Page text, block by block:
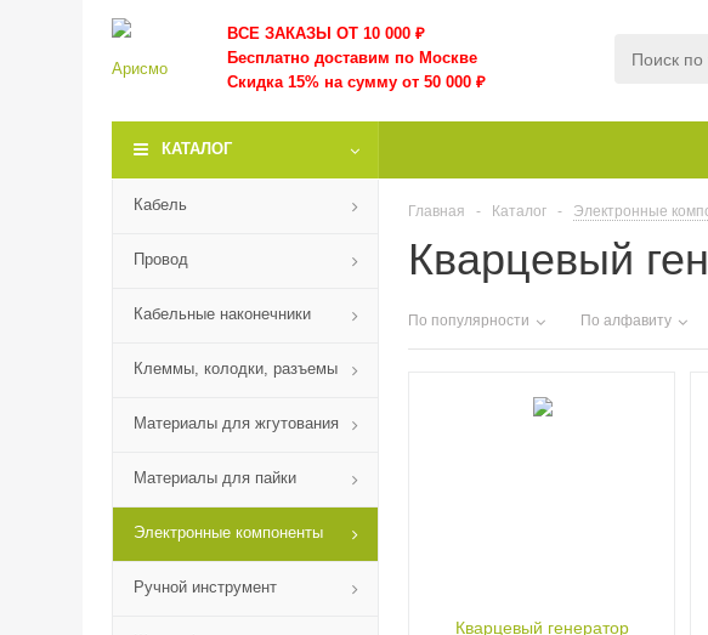
ВСЕ ЗАКАЗЫ ОТ 10 000 ₽
Бесплатно доставим по Москве
Скидка 15% на сумму от 50 000 ₽
КАТАЛОГ
Кабель
Провод
Кабельные наконечники
Клеммы, колодки, разъемы
Материалы для жгутования
Материалы для пайки
Электронные компоненты
Ручной инструмент
Главная - Каталог - Электронные
Кварцевый
По популярности По алфавиту
Кварцевый генератор